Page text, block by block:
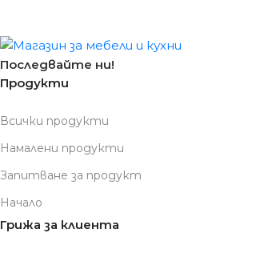
Последвайте ни!
Продукти
Всички продукти
Намалени продукти
Запитване за продукт
Начало
Грижа за клиента